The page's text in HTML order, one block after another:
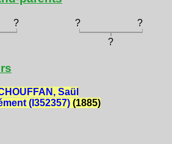
? ?
?
?
Saül
(I352357)(1885)